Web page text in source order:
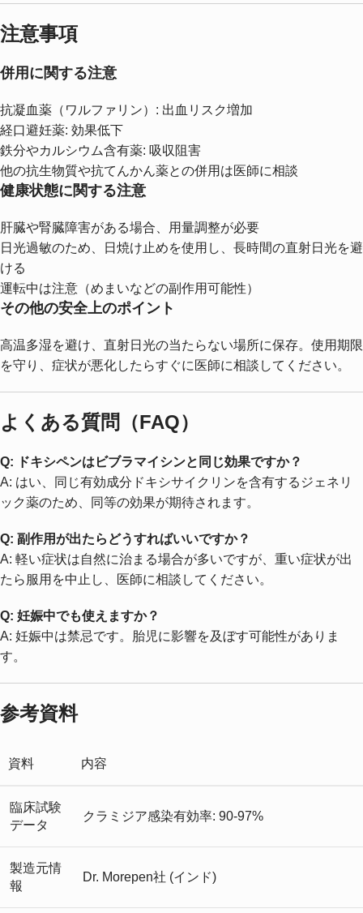
注意事項
併用に関する注意
抗凝血薬（ワルファリン）: 出血リスク増加
経口避妊薬: 効果低下
鉄分やカルシウム含有薬: 吸収阻害
他の抗生物質や抗てんかん薬との併用は医師に相談
健康状態に関する注意
肝臓や腎臓障害がある場合、用量調整が必要
日光過敏のため、日焼け止めを使用し、長時間の直射日光を避
ける
運転中は注意（めまいなどの副作用可能性）
その他の安全上のポイント
高温多湿を避け、直射日光の当たらない場所に保存。使用期限
を守り、症状が悪化したらすぐに医師に相談してください。
よくある質問（FAQ）
Q: ドキシペンはビブラマイシンと同じ効果ですか？
A: はい、同じ有効成分ドキシサイクリンを含有するジェネリ
ック薬のため、同等の効果が期待されます。
Q: 副作用が出たらどうすればいいですか？
A: 軽い症状は自然に治まる場合が多いですが、重い症状が出
たら服用を中止し、医師に相談してください。
Q: 妊娠中でも使えますか？
A: 妊娠中は禁忌です。胎児に影響を及ぼす可能性がありま
す。
参考資料
資料 内容
臨床試験
データ
クラミジア感染有効率: 90-97%
製造元情
報
Dr. Morepen社 (インド)